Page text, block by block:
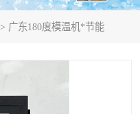
> 广东180度模温机*节能